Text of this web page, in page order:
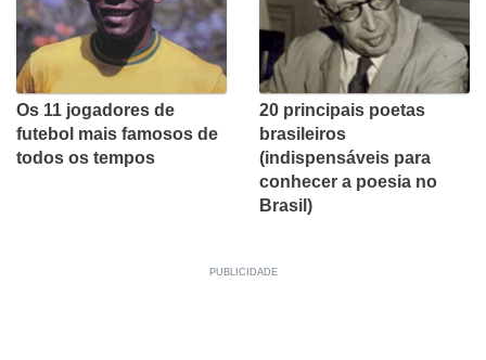
Os 11 jogadores de
futebol mais famosos de
todos os tempos
20 principais poetas
brasileiros
(indispensáveis para
conhecer a poesia no
Brasil)